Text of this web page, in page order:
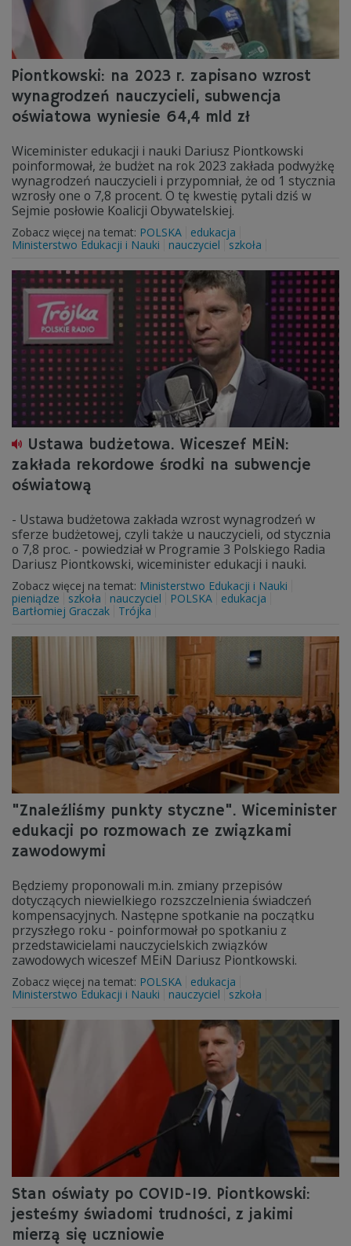
Piontkowski: na 2023 r. zapisano wzrost
wynagrodzeń nauczycieli, subwencja
oświatowa wyniesie 64,4 mld zł
Wiceminister edukacji i nauki Dariusz Piontkowski
poinformował, że budżet na rok 2023 zakłada podwyżkę
wynagrodzeń nauczycieli i przypomniał, że od 1 stycznia
wzrosły one o 7,8 procent. O tę kwestię pytali dziś w
Sejmie posłowie Koalicji Obywatelskiej.
Zobacz więcej na temat: POLSKA
edukacja
Ministerstwo Edukacji i Nauki
nauczyciel szkoła
Ustawa budżetowa. Wiceszef MEiN:
zakłada rekordowe środki na subwencje
oświatową
- Ustawa budżetowa zakłada wzrost wynagrodzeń w
sferze budżetowej, czyli także u nauczycieli, od stycznia
o 7,8 proc. - powiedział w Programie 3 Polskiego Radia
Dariusz Piontkowski, wiceminister edukacji i nauki.
Zobacz więcej na temat: Ministerstwo Edukacji i Nauki
pieniądze
szkoła nauczyciel POLSKA
edukacja
Bartłomiej Graczak
Trójka
"Znaleźliśmy punkty styczne". Wiceminister
edukacji po rozmowach ze związkami
zawodowymi
Będziemy proponowali m.in. zmiany przepisów
dotyczących niewielkiego rozszczelnienia świadczeń
kompensacyjnych. Następne spotkanie na początku
przyszłego roku - poinformował po spotkaniu z
przedstawicielami nauczycielskich związków
zawodowych wiceszef MEiN Dariusz Piontkowski.
Zobacz więcej na temat: POLSKA
edukacja
Ministerstwo Edukacji i Nauki
nauczyciel szkoła
Stan oświaty po COVID-19. Piontkowski:
jesteśmy świadomi trudności, z jakimi
mierzą się uczniowie